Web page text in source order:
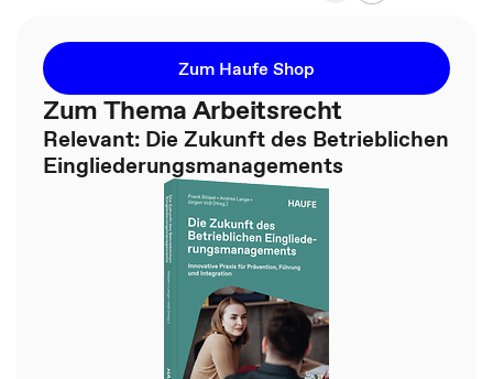
Zum Haufe Shop
Zum Thema Arbeitsrecht
Relevant: Die Zukunft des Betrieblichen
Eingliederungsmanagements